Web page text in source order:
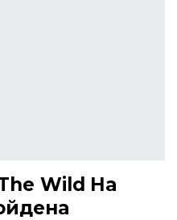
Wild На